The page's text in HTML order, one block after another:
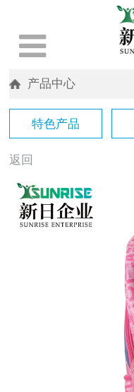
产品中心
特色产品
返回